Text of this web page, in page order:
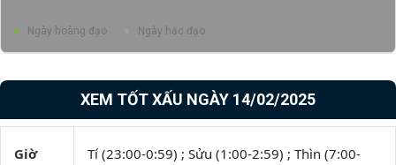
Ngày hoàng đạo Ngày hắc đạo
XEM TỐT XẤU NGÀY 14/02/2025
Giờ
Tí (23:00-0:59) ; Sửu (1:00-2:59) ; Thìn (7:00-